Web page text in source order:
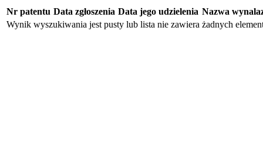
Nr patentu Data zgłoszenia Data jego udzielenia Nazwa
Wynik wyszukiwania jest pusty lub lista nie zawiera żadnych